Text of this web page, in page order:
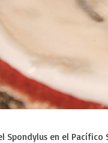
Spondylus en el